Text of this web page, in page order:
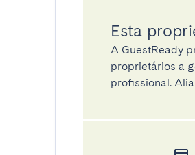
Esta
A GuestReady
proprietários a
profissional.